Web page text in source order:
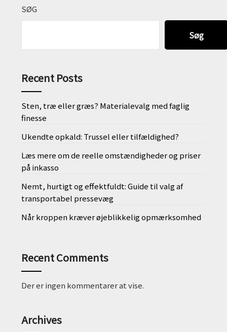
SØG
Søg
Recent Posts
Sten, træ eller græs? Materialevalg med faglig
finesse
Ukendte opkald: Trussel eller tilfældighed?
Læs mere om de reelle omstændigheder og priser
på inkasso
Nemt, hurtigt og effektfuldt: Guide til valg af
transportabel pressevæg
Når kroppen kræver øjeblikkelig opmærksomhed
Recent Comments
Der er ingen kommentarer at vise.
Archives